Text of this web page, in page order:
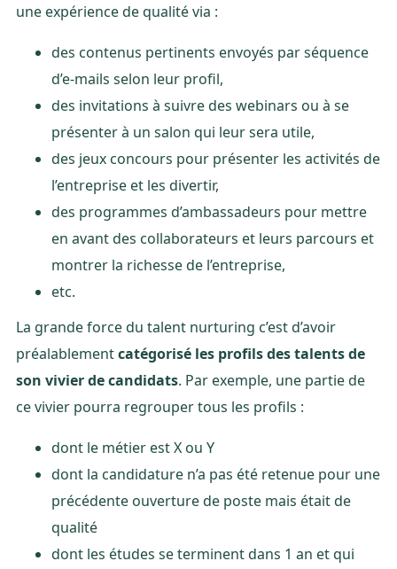
une expérience de qualité via :
des contenus pertinents envoyés par séquence
d’e-mails selon leur profil,
des invitations à suivre des webinars ou à se
présenter à un salon qui leur sera utile,
des jeux concours pour présenter les activités de
l’entreprise et les divertir,
des programmes d’ambassadeurs pour mettre
en avant des collaborateurs et leurs parcours et
montrer la richesse de l’entreprise,
etc.
La grande force du talent nurturing c’est d’avoir
préalablementcatégorisé les profils des talents de
son vivier de candidats. Par exemple, une partie de
ce vivier pourra regrouper tous les profils :
dont le métier est X ou Y
dont la candidature n’a pas été retenue pour une
précédente ouverture de poste mais était de
qualité
dont les études se terminent dans 1 an et qui